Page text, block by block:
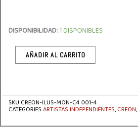
DISPONIBILIDAD:1 DISPONIBLES
CREON
CHICKENHEAD
AÑADIR AL CARRITO
SKU CREON-ILUS-MON-C4 001-4
CATEGORIESARTISTAS INDEPENDIENTES,CREON,